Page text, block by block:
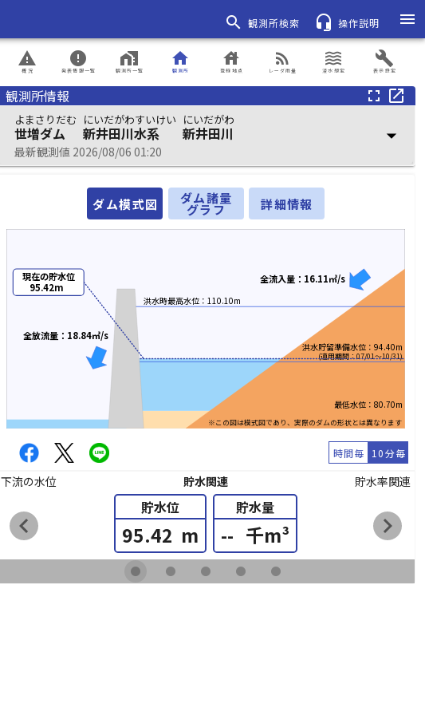
search 観測所検索 headset_mic 操作説明
menu
概況
report_problem
発表情報一覧
error
観測所一覧
home_work
観測所
home
登録地点
house
レーダ雨量
rss_feed
浸水想定
waves
表示設定
build
観測所情報
fullscreen open_in_new
よまさりだむ
世増ダム
にいだがわすいけい
新井田川水系
にいだがわ
新井田川
最新観測値 2026/08/06 01:20
arrow_drop_down
ダム模式図 ダム諸量
グラフ 詳細情報
※この図は模式図であり、実際のダムの形状とは異なります
洪水時最高水位：110.10m
洪水貯留準備水位：94.40m
(適用期間：07/01～10/31)
最低水位：80.70m
現在の貯水位
95.42m
全流入量：16.11㎥/s
全放流量：18.84㎥/s
時間毎 10分毎
下流の水位 貯水関連 貯水率関連
貯水位
95.42 m
貯水量
-- 千m³
chevron_left chevron_right
fiber_manual_record fiber_manual_record fiber_manual_record fiber_manual_record fiber_manual_record